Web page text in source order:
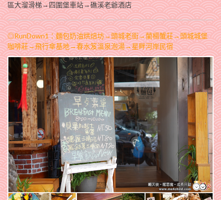
區大溜滑梯→四圍堡車站→礁溪老爺酒店
◎RunDown1：麵包奶油烘焙坊→頭城老街→蘭楊蟹莊→頭城城堡
咖啡莊→飛行傘基地→春水笈溫泉泡湯→星畔河岸民宿